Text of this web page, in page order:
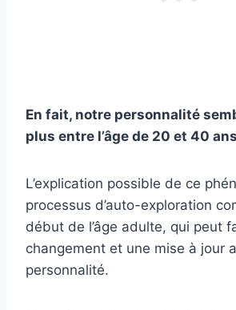
En fait, notre personnalité
plus entre l’âge de 20 et 40
L’explication possible de ce
processus d’auto-exploration
début de l’âge adulte, qui peut
changement et une mise à jour
personnalité.